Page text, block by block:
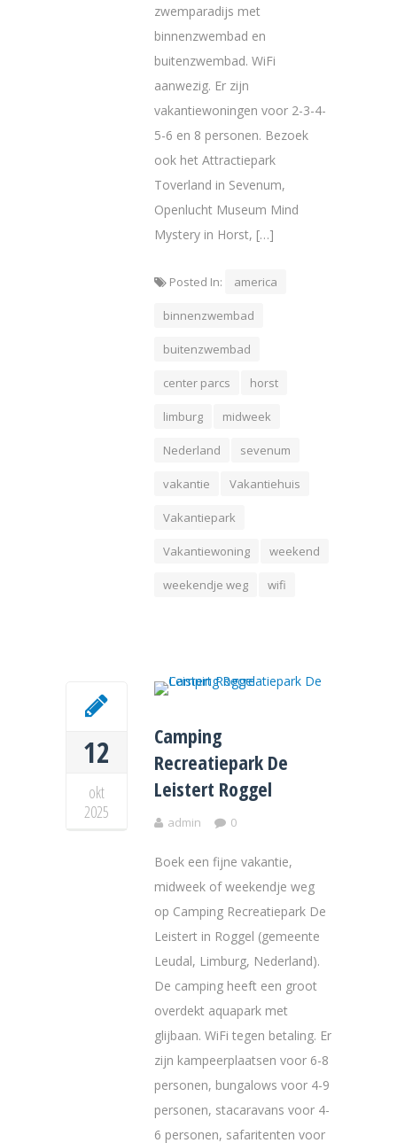
zwemparadijs met
binnenzwembad en
buitenzwembad. WiFi
aanwezig. Er zijn
vakantiewoningen voor 2-3-4-
5-6 en 8 personen. Bezoek
ook het Attractiepark
Toverland in Sevenum,
Openlucht Museum Mind
Mystery in Horst, […]
Posted In: america
binnenzwembad
buitenzwembad
center parcs horst
limburg midweek
Nederland sevenum
vakantie Vakantiehuis
Vakantiepark
Vakantiewoning weekend
weekendje weg wifi
12
okt
2025
Camping
Recreatiepark De
Leistert Roggel
admin 0
Boek een fijne vakantie,
midweek of weekendje weg
op Camping Recreatiepark De
Leistert in Roggel (gemeente
Leudal, Limburg, Nederland).
De camping heeft een groot
overdekt aquapark met
glijbaan. WiFi tegen betaling. Er
zijn kampeerplaatsen voor 6-8
personen, bungalows voor 4-9
personen, stacaravans voor 4-
6 personen, safaritenten voor